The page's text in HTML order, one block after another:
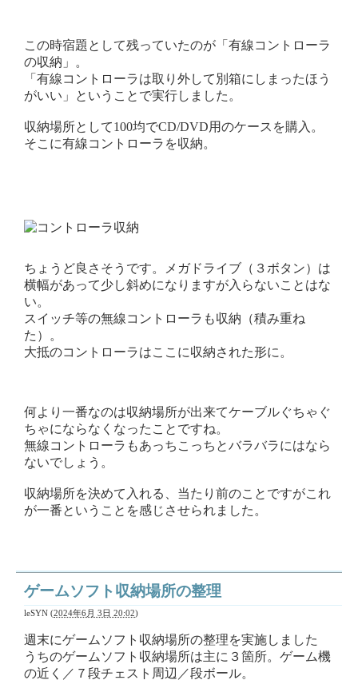
この時宿題として残っていたのが「有線コントローラ
の収納」。
「有線コントローラは取り外して別箱にしまったほう
がいい」ということで実行しました。
収納場所として100均でCD/DVD用のケースを購入。
そこに有線コントローラを収納。
ちょうど良さそうです。メガドライブ（３ボタン）は
横幅があって少し斜めになりますが入らないことはな
い。
スイッチ等の無線コントローラも収納（積み重ね
た）。
大抵のコントローラはここに収納された形に。
何より一番なのは収納場所が出来てケーブルぐちゃぐ
ちゃにならなくなったことですね。
無線コントローラもあっちこっちとバラバラにはなら
ないでしょう。
収納場所を決めて入れる、当たり前のことですがこれ
が一番ということを感じさせられました。
ゲームソフト収納場所の整理
leSYN (2024年6月 3日 20:02)
週末にゲームソフト収納場所の整理を実施しました
うちのゲームソフト収納場所は主に３箇所。ゲーム機
の近く／７段チェスト周辺／段ボール。